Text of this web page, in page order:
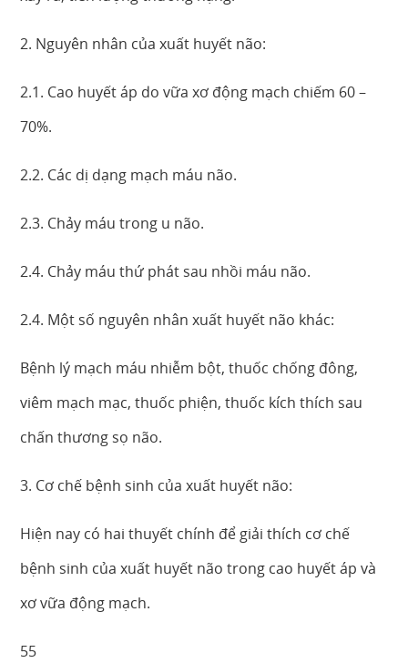
2. Nguyên nhân của xuất huyết não:
2.1. Cao huyết áp do vữa xơ động mạch chiếm 60 –
70%.
2.2. Các dị dạng mạch máu não.
2.3. Chảy máu trong u não.
2.4. Chảy máu thứ phát sau nhồi máu não.
2.4. Một số nguyên nhân xuất huyết não khác:
Bệnh lý mạch máu nhiễm bột, thuốc chống đông,
viêm mạch mạc, thuốc phiện, thuốc kích thích sau
chấn thương sọ não.
3. Cơ chế bệnh sinh của xuất huyết não:
Hiện nay có hai thuyết chính để giải thích cơ chế
bệnh sinh của xuất huyết não trong cao huyết áp và
xơ vữa động mạch.
55